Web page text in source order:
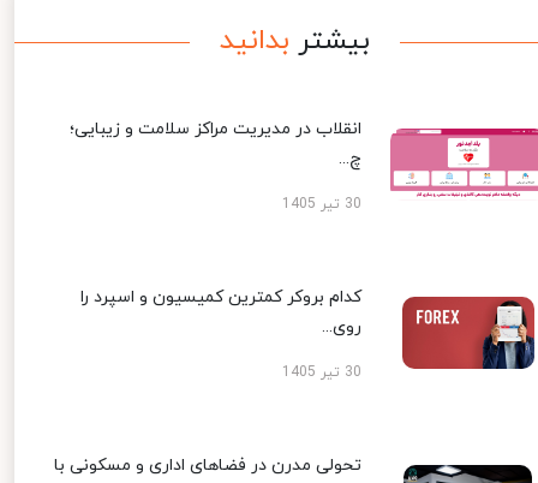
بیشتر بدانید
انقلاب در مدیریت مراکز سلامت و زیبایی؛
چ...
30 تیر 1405
کدام بروکر کمترین کمیسیون و اسپرد را
روی...
30 تیر 1405
تحولی مدرن در فضاهای اداری و مسکونی با